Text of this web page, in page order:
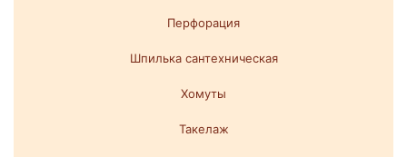
Перфорация
Шпилька сантехническая
Хомуты
Такелаж